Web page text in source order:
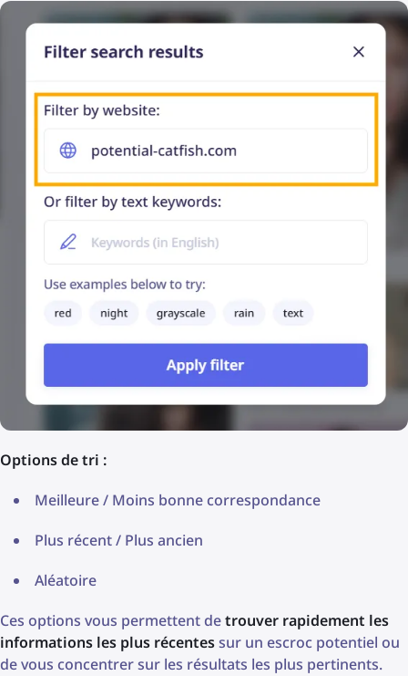
Options de tri :
Meilleure / Moins bonne correspondance
Plus récent / Plus ancien
Aléatoire
Ces options vous permettent detrouver rapidement les
informations les plus récentessur un escroc potentiel ou
de vous concentrer sur les résultats les plus pertinents.